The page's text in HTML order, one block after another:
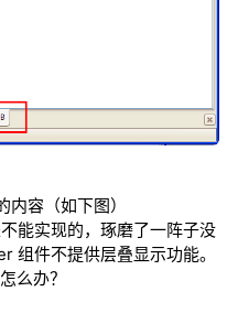
容（如下图）
能实现的，琢磨了一阵子没
组件不提供层叠显示功能。
么办？